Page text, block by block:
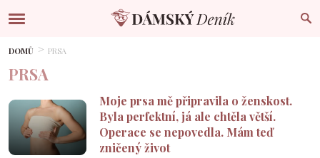
DOMŮ PRSA
PRSA
Moje prsa mě připravila o ženskost.
Byla perfektní, já ale chtěla větší.
Operace se nepovedla. Mám teď
zničený život